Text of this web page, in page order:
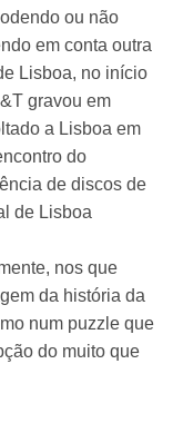
ou não
em conta outra
Lisboa, no início
gravou em
a Lisboa em
do
de discos de
de Lisboa
nos que
da história da
num puzzle que
do muito que